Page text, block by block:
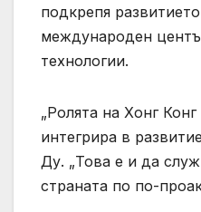
подкрепя
международен
технологии.
„Ролята на Хонг
интегрира в
Ду. „Това е и да
страната по по-